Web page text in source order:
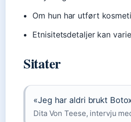
Om hun har utført
Etnisitetsdetaljer kan
Sitater
«Jeg har aldri brukt
Dita Von Teese, intervju